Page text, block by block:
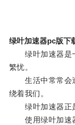
绿叶加速器pc版下
绿叶加速器是一
繁忧。
生活中常常会遭
绕着我们。
绿叶加速器正是
使用绿叶加速器